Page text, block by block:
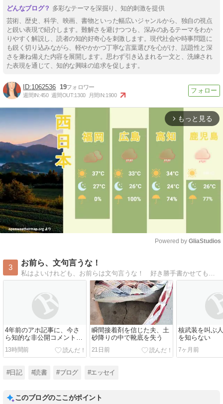
多彩なテーマを深掘り、知的刺激を提供
芸術、歴史、科学、映画、書物といった幅広いジャンルから、独自の視点
と鋭い表現で紹介します。難解さを避けつつも、深みのあるテーマをわか
りやすく解説し、読者の知的好奇心を刺激します。現代社会や時事問題に
も鋭く切り込みながら、軽やかかつ丁寧な言葉選びを心がけ、話題性と深
さを兼ね備えた内容を展開します。思わず引き込まれる一文と、洗練され
た表現を通じて、知的な興味の追求を促します。
1062536 19
週間IN:450 週間OUT:1300 月間IN:1900
arrow_forward_ios もっと見る
Powered by GliaStudios
3
お前ら、文句言うな！
私はよいけれども、お前らは文句言うな！ 好き勝手書かせてもらう。
4年前のアホ記事に、今さ
ら知的な非公開コメントが
来た
13時間前
瞬間接着剤を信じた夫、土
砂降りの中で靴底を失う
21日前
核武装を叫ぶ
を知らない
7ヶ月前
#日記 #読書 #ブログ #エッセイ
このブログのここがポイント